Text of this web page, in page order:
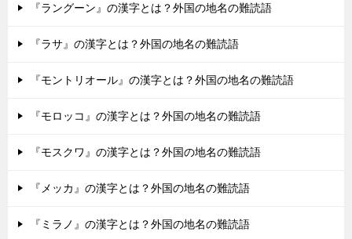
『ラングーン』の漢字とは？外国の地名の難読語
『ラサ』の漢字とは？外国の地名の難読語
『モントリオール』の漢字とは？外国の地名の難読語
『モロッコ』の漢字とは？外国の地名の難読語
『モスクワ』の漢字とは？外国の地名の難読語
『メッカ』の漢字とは？外国の地名の難読語
『ミラノ』の漢字とは？外国の地名の難読語